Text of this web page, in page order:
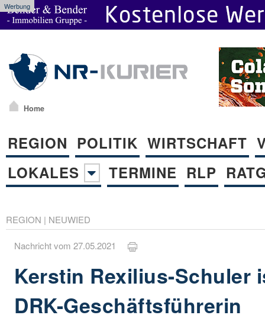
Werbung
Home
REGION POLITIK WIRTSCHAFT
LOKALES
TERMINE RLP
REGION | NEUWIED
Nachricht vom 27.05.2021
Kerstin Rexilius-Schuler
DRK-Geschäftsführerin